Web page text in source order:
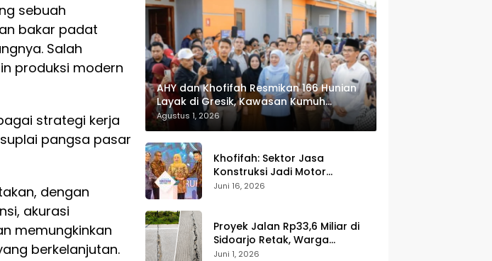
sebuah
bakar padat
Salah
produksi modern
strategi kerja
pangsa pasar
dengan
akurasi
memungkinkan
berkelanjutan.
AHY dan Khofifah Resmikan 166 Hunian
Layak di Gresik, Kawasan Kumuh
Disulap Jadi Lingkungan ASRI
Agustus 1, 2026
Khofifah: Sektor Jasa
Konstruksi Jadi Motor
Pertumbuhan Ekonomi dan
Juni 16, 2026
Proyek Jalan Rp33,6 Miliar di
Sidoarjo Retak, Warga
Pertanyakan Kualitas
Juni 1, 2026